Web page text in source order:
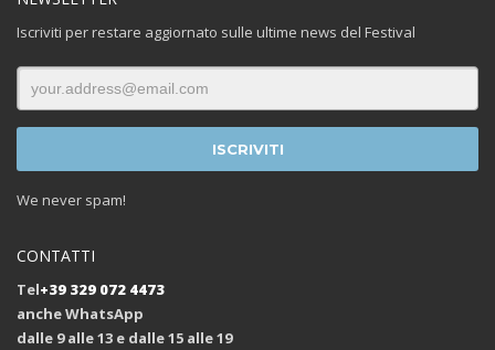
Iscriviti per restare aggiornato sulle ultime news del Festival
We never spam!
CONTATTI
Tel+39 329 072 4473
anche WhatsApp
dalle 9 alle 13 e dalle 15 alle 19